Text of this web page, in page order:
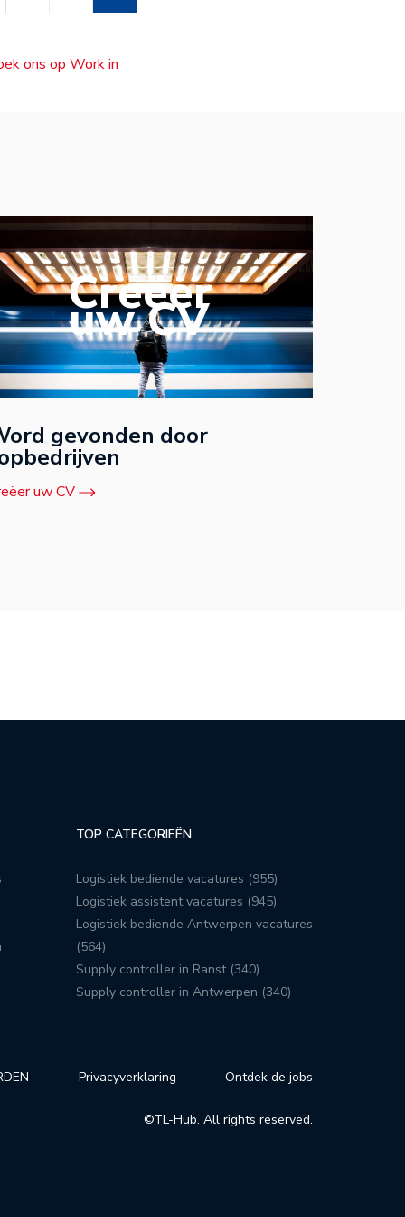
ons op Work in
Creëer
uw CV
gevonden door
uw CV
TOP CATEGORIEËN
Logistiek bediende vacatures (955)
Logistiek assistent vacatures (945)
Logistiek bediende Antwerpen vacatures
(564)
Supply controller in Ranst (340)
Supply controller in Antwerpen (340)
Privacyverklaring Ontdek de jobs
©TL-Hub. All rights reserved.